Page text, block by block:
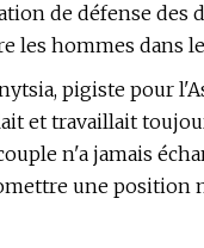
de défense
les hommes dans
pigiste pour
et travaillait
n'a jamais
une position